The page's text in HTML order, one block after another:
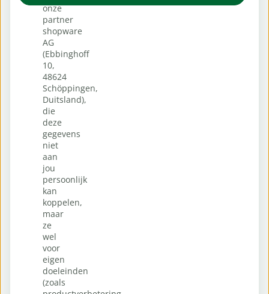
onze
partner
shopware
AG
(Ebbinghoff
10,
48624
Schöppingen,
Duitsland),
die
deze
gegevens
niet
aan
jou
persoonlijk
kan
koppelen,
maar
ze
wel
voor
eigen
doeleinden
(zoals